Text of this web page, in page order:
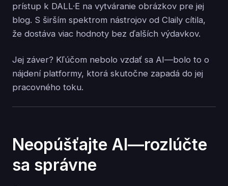
prístup k DALL·E na vytváranie obrázkov pre jej
blog. S širším spektrom nástrojov od Claily cítila,
že dostáva viac hodnoty bez ďalších výdavkov.
Jej záver? Kľúčom nebolo vzdať sa AI—bolo to o
nájdení platformy, ktorá skutočne zapadá do jej
pracovného toku.
Neopúšťajte AI—rozlúčte
sa správne